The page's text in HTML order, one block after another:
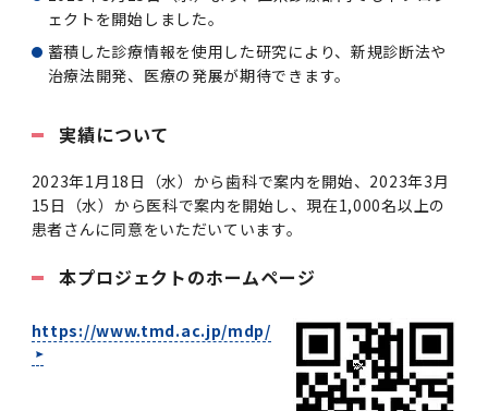
ェクトを開始しました。
蓄積した診療情報を使用した研究により、新規診断法や
治療法開発、医療の発展が期待できます。
実績について
2023年1月18日（水）から歯科で案内を開始、2023年3月
15日（水）から医科で案内を開始し、現在1,000名以上の
患者さんに同意をいただいています。
本プロジェクトのホームページ
https://www.tmd.ac.jp/mdp/